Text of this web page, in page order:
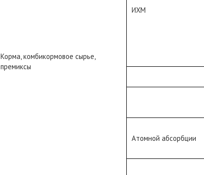
Корма, комбикормовое сырье,
премиксы
ИХМ
Атомной абсорбции